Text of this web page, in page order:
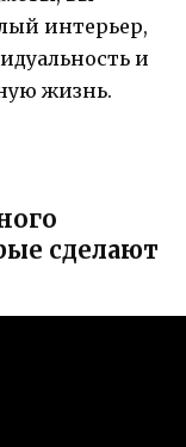
интерьер,
и
жизнь.
сделают